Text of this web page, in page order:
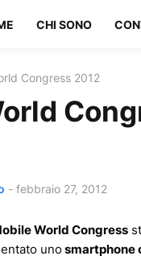
CHI SONO
Congress 2012
- febbraio 27, 2012
World Congress
unosmartphone